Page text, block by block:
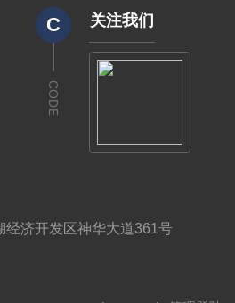
C
CODE
关注我们
经济开发区神华大道361号